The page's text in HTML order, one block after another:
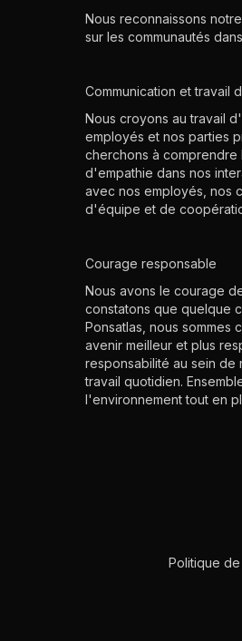
Nous reconnaissons
sur les communautés
Communication et travail
Nous croyons au travail
employés et nos parties
cherchons à
d'empathie dans nos
avec nos employés, nos
d'équipe et de
Courage responsable
Nous avons le courage
constatons que quelque
Ponsatlas, nous sommes
avenir meilleur et plus
responsabilité au sein de
travail quotidien.
l'environnement tout en
Politique